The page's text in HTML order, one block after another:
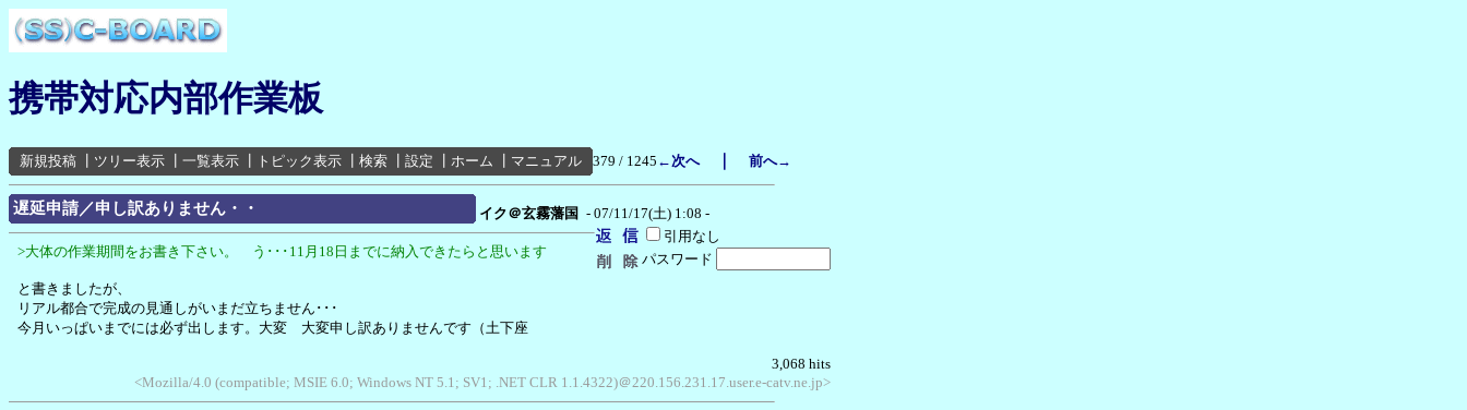
携帯対応内部作業板
新規投稿 ツリー表示 一覧表示 トピック表示 検索 設定 ホーム マニュアル 379 / 1245 ←次へ｜ 前へ→
遅延申請／申し訳ありません・・ イク＠玄霧藩国 - 07/11/17(土) 1:08 -
引用なし
パスワード
>大体の作業期間をお書き下さい。 う･･･11月18日までに納入できたらと思います
と書きましたが、
リアル都合で完成の見通しがいまだ立ちません･･･
今月いっぱいまでには必ず出します。大変 大変申し訳ありませんです（土下座
3,068 hits
<Mozilla/4.0 (compatible; MSIE 6.0; Windows NT 5.1; SV1; .NET CLR 1.1.4322)＠220.156.231.17.user.e-catv.ne.jp>